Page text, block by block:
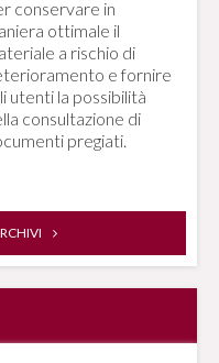
conservare in
ottimale il
a rischio di
e fornire
utenti la possibilità
consultazione di
pregiati.